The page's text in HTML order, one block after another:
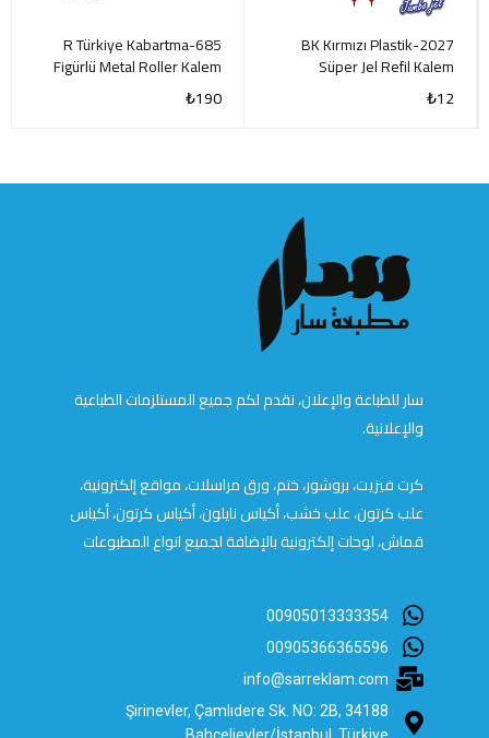
2027-BK Kırmızı Plastik
Süper Jel Refil Kalem
₺12
685-R Türkiye Kabartma
Figürlü Metal Roller Kalem
₺190
سار للطباعة والإعلان، نقدم لكم جميع المستلزمات الطباعية
والإعلانية.
كرت فيزيت، بروشور، ختم، ورق مراسلات، مواقع إلكترونية،
علب كرتون، علب خشب، أكياس نايلون، أكياس كرتون، أكياس
قماش، لوحات إلكترونية بالإضافة لجميع انواع المطبوعات
00905013333354
00905366365596
info@sarreklam.com
Şirinevler, Çamlıdere Sk. NO: 2B, 34188
Bahçelievler/İstanbul, Türkiye